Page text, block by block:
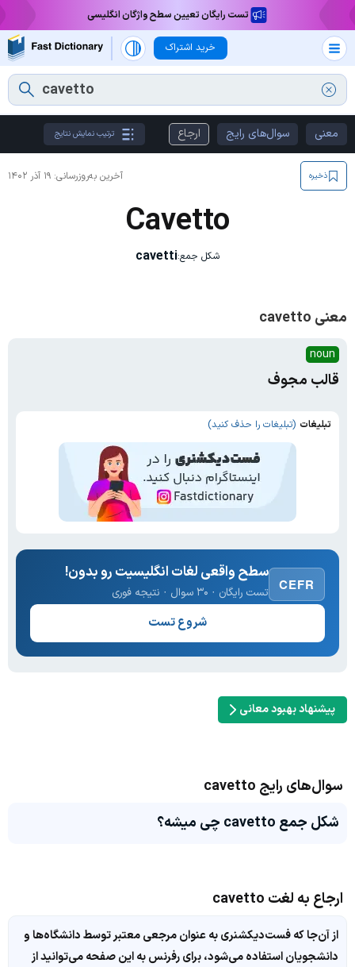
تست رایگان تعیین سطح واژگان انگلیسی
خرید اشتراک
معنی سوال‌های رایج ارجاع ترتیب نمایش نتایج
آخرین به‌روزرسانی: ۱۹ آذر ۱۴۰۲ ذخیره
Cavetto
شکل جمع:cavetti
معنی cavetto
noun
قالب مجوف
تبلیغات (تبلیغات را حذف کنید)
CEFR
سطح واقعی لغات انگلیسیت رو بدون!
تست رایگان · ۳۰ سوال · نتیجه فوری
شروع تست
پیشنهاد بهبود معانی
سوال‌های رایج cavetto
شکل جمع cavetto چی میشه؟
ارجاع به لغت cavetto
از آن‌جا که فست‌دیکشنری به عنوان مرجعی معتبر توسط دانشگاه‌ها و
دانشجویان استفاده می‌شود، برای رفرنس به این صفحه می‌توانید از